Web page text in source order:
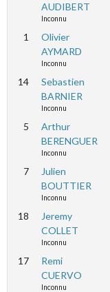
AUDIBERT
Inconnu
1
Olivier
AYMARD
Inconnu
14
Sebastien
BARNIER
Inconnu
5
Arthur
BERENGUER
Inconnu
7
Julien
BOUTTIER
Inconnu
18
Jeremy
COLLET
Inconnu
17
Remi
CUERVO
Inconnu